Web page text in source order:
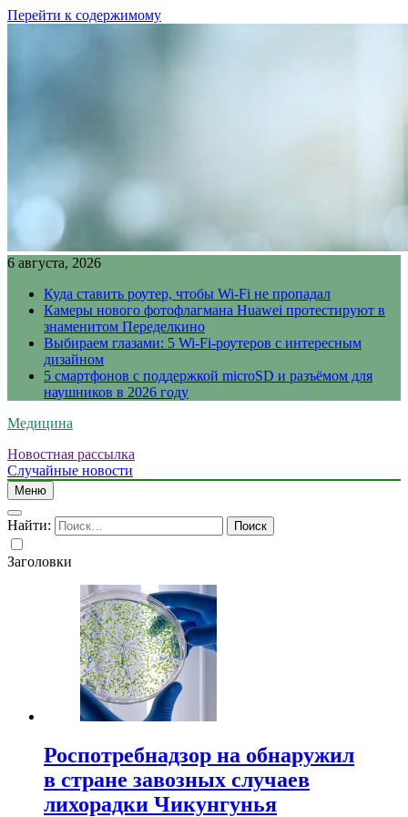
Перейти к содержимому
6 августа, 2026
Куда ставить роутер, чтобы Wi-Fi не пропадал
Камеры нового фотофлагмана Huawei протестируют в
знаменитом Переделкино
Выбираем глазами: 5 Wi-Fi-роутеров с интересным
дизайном
5 смартфонов с поддержкой microSD и разъёмом для
наушников в 2026 году
Медицина
Новостная рассылка
Случайные новости
Меню
Найти:
Заголовки
Роспотребнадзор на обнаружил
в стране завозных случаев
лихорадки Чикунгунья